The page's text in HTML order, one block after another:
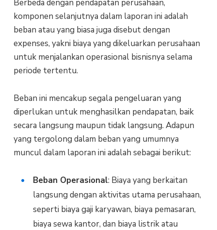
Berbeda dengan pendapatan perusahaan,
komponen selanjutnya dalam laporan ini adalah
beban atau yang biasa juga disebut dengan
expenses, yakni biaya yang dikeluarkan perusahaan
untuk menjalankan operasional bisnisnya selama
periode tertentu.
Beban ini mencakup segala pengeluaran yang
diperlukan untuk menghasilkan pendapatan, baik
secara langsung maupun tidak langsung. Adapun
yang tergolong dalam beban yang umumnya
muncul dalam laporan ini adalah sebagai berikut:
Beban Operasional: Biaya yang berkaitan
langsung dengan aktivitas utama perusahaan,
seperti biaya gaji karyawan, biaya pemasaran,
biaya sewa kantor, dan biaya listrik atau